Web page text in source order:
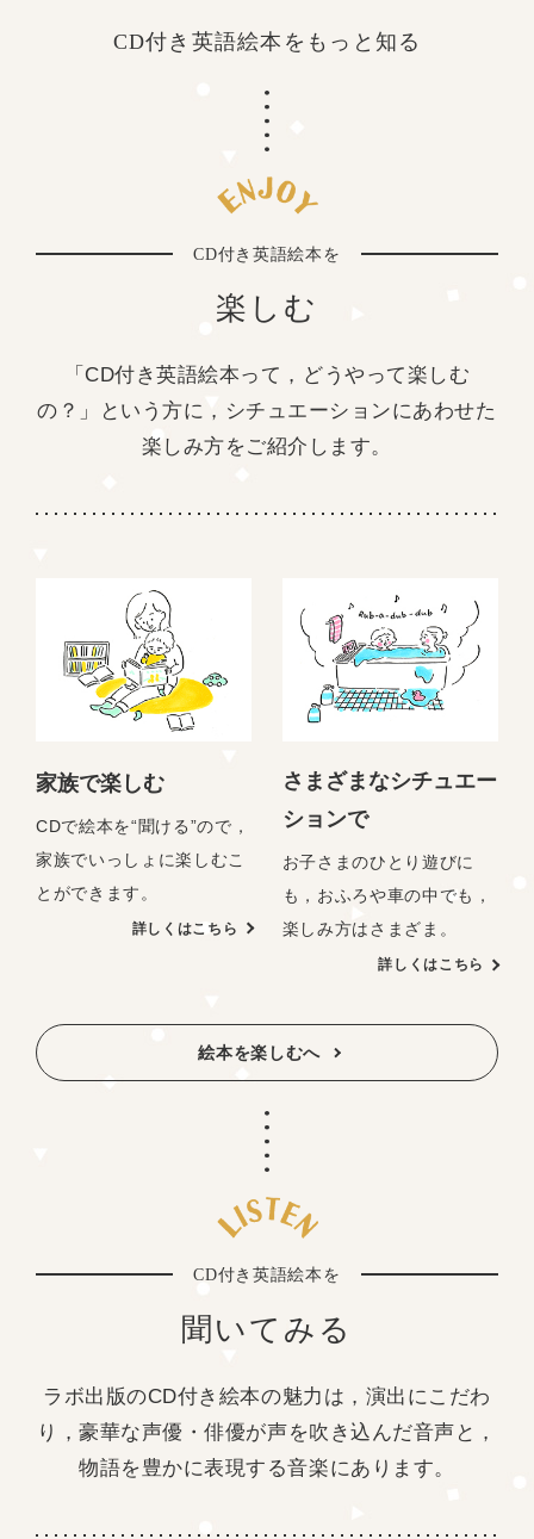
CD付き英語絵本を もっと知る
CD付き英語絵本を
楽しむ
「CD付き英語絵本って，どうやって楽しむ
の？」という方に， シチュエーションにあわせた
楽しみ方をご紹介します。
家族で楽しむ
CDで絵本を“聞ける”ので，
家族でいっしょに楽しむこ
とができます。
詳しくはこちら
さまざまなシチュエー
ションで
お子さまのひとり遊びに
も，おふろや車の中でも，
楽しみ方はさまざま。
詳しくはこちら
絵本を楽しむへ
CD付き英語絵本を
聞いてみる
ラボ出版のCD付き絵本の魅力は，演出にこだわ
り，豪華な声優・俳優が声を吹き込んだ音声と，
物語を豊かに表現する音楽にあります。